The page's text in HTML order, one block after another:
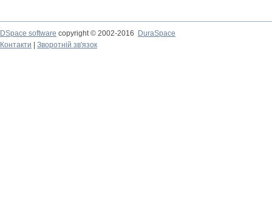
DSpace software copyright © 2002-2016
DuraSpace
Контакти
Зворотній зв'язок